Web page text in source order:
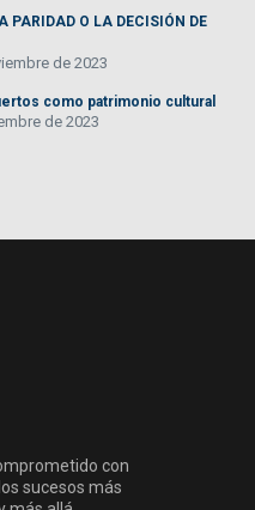
PARIDAD O LA DECISIÓN DE
de 2023
como patrimonio cultural
de 2023
con
sucesos más